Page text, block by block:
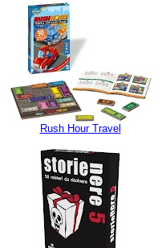
Rush Hour Travel